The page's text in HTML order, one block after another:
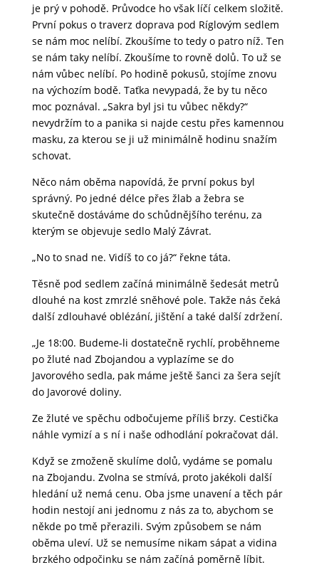
je prý v pohodě. Průvodce ho však líčí celkem složitě.
První pokus o traverz doprava pod Ríglovým sedlem
se nám moc nelíbí. Zkoušíme to tedy o patro níž. Ten
se nám taky nelíbí. Zkoušíme to rovně dolů. To už se
nám vůbec nelíbí. Po hodině pokusů, stojíme znovu
na výchozím bodě. Taťka nevypadá, že by tu něco
moc poznával. „Sakra byl jsi tu vůbec někdy?“
nevydržím to a panika si najde cestu přes kamennou
masku, za kterou se ji už minimálně hodinu snažím
schovat.
Něco nám oběma napovídá, že první pokus byl
správný. Po jedné délce přes žlab a žebra se
skutečně dostáváme do schůdnějšího terénu, za
kterým se objevuje sedlo Malý Závrat.
„No to snad ne. Vidíš to co já?“ řekne táta.
Těsně pod sedlem začíná minimálně šedesát metrů
dlouhé na kost zmrzlé sněhové pole. Takže nás čeká
další zdlouhavé oblézání, jištění a také další zdržení.
„Je 18:00. Budeme-li dostatečně rychlí, proběhneme
po žluté nad Zbojandou a vyplazíme se do
Javorového sedla, pak máme ještě šanci za šera sejít
do Javorové doliny.
Ze žluté ve spěchu odbočujeme příliš brzy. Cestička
náhle vymizí a s ní i naše odhodlání pokračovat dál.
Když se zmoženě skulíme dolů, vydáme se pomalu
na Zbojandu. Zvolna se stmívá, proto jakékoli další
hledání už nemá cenu. Oba jsme unavení a těch pár
hodin nestojí ani jednomu z nás za to, abychom se
někde po tmě přerazili. Svým způsobem se nám
oběma uleví. Už se nemusíme nikam sápat a vidina
brzkého odpočinku se nám začíná poměrně líbit.